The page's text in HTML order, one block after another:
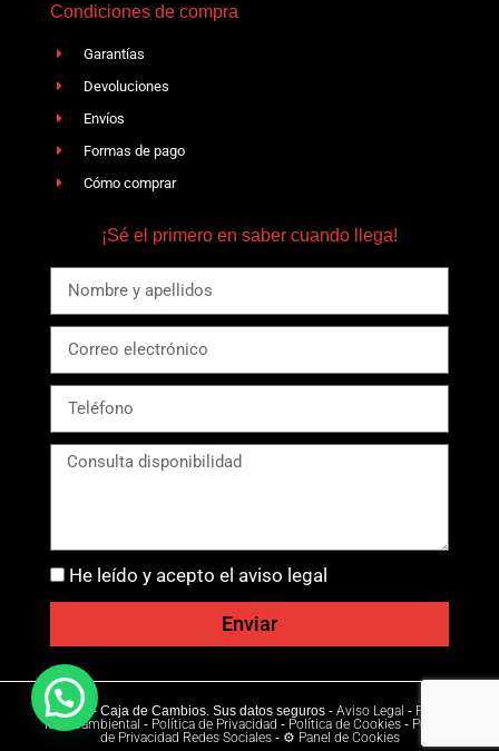
Condiciones de compra
Garantías
Devoluciones
Envíos
Formas de pago
Cómo comprar
¡Sé el primero en saber cuando llega!
He leído y acepto el aviso legal
Enviar
Ⓒ 2026 - Caja de Cambios. Sus datos seguros - Aviso Legal - Política
Medioambiental - Política de Privacidad - Política de Cookies- Política
de Privacidad Redes Sociales- ⚙ Panel de Cookies